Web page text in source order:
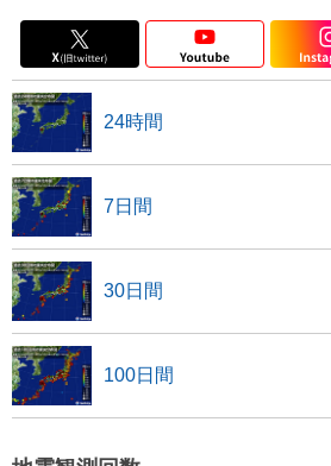
24時間
7日間
30日間
100日間